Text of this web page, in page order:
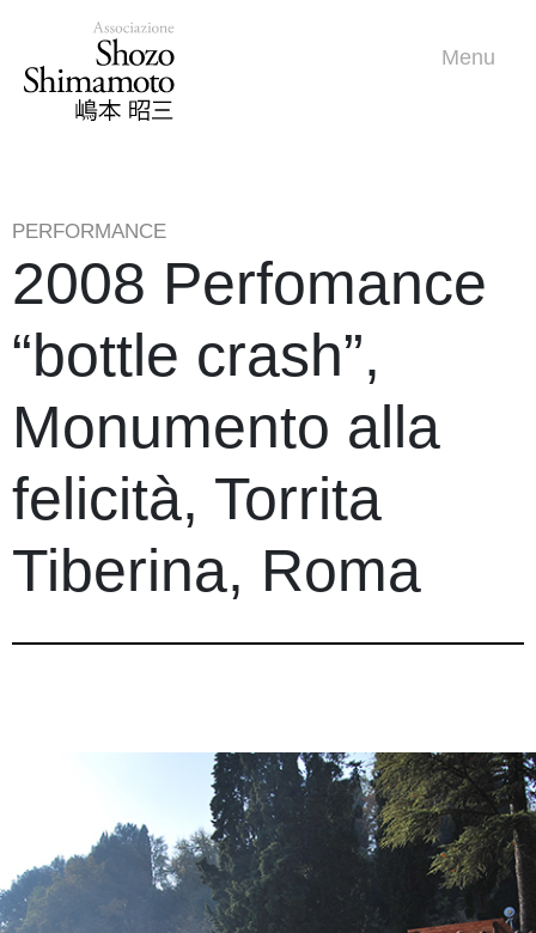
Menu
PERFORMANCE
2008 Perfomance
“bottle crash”,
Monumento alla
felicità, Torrita
Tiberina, Roma